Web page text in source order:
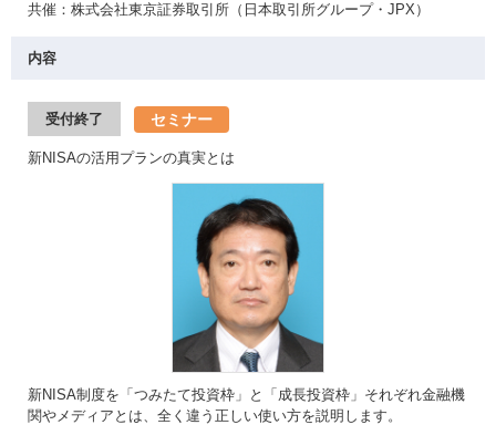
共催：株式会社東京証券取引所（日本取引所グループ・JPX）
内容
受付終了 セミナー
新NISAの活用プランの真実とは
新NISA制度を「つみたて投資枠」と「成長投資枠」それぞれ金融機
関やメディアとは、全く違う正しい使い方を説明します。